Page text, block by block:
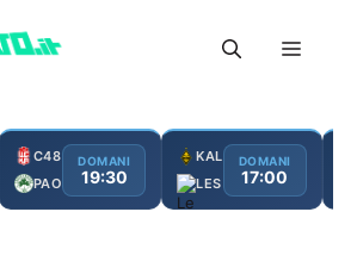
Menu
C48
PAO
DOMANI
19:30
KAL
LES
DOMANI
17:00